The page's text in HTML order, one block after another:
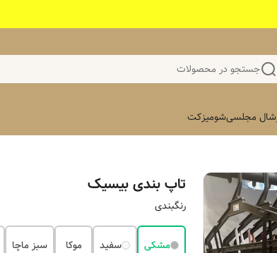
جستجو در محصولات
شال مجلسیشومیزکت
تاپ بندی بیسیک
رنگبندی
مشکی سفید موکا سبز ماچا